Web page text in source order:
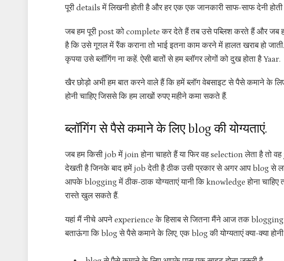
पूरी details में लिखनी होती है और हर एक एक जानकारी साफ-साफ देनी होती
जब हम पूरी post को complete कर देते हैं तब उसे पब्लिश करते हैं और जब
है कि उसे गूगल में रैंक कराना तो भाई इतना काम करने में हालत खराब हो
कृपया उसे ब्लॉगिंग ना कहें. ऐसी बातों से हम ब्लॉगर लोगों को दुख होता है Yaar.
खैर छोड़ो अभी हम बात करने वाले हैं कि हमें ब्लॉग वेबसाइट से पैसे कमाने के लिए
होनी चाहिए जिससे कि हम लाखों रुपए महीने कमा सकते हैं.
ब्लॉगिंग से पैसे कमाने के लिए blog की योग्यताएं.
जब हम किसी job में join होना चाहते हैं या फिर वह selection लेता है
देखती है जिनके बाद हमें job देती है ठीक उसी प्रकार से अगर आप blog से
आपके blogging में ठीक-ठाक योग्यताएं यानी कि knowledge होना
रास्ते खुल सकते हैं.
यहां मैं नीचे अपने experience के हिसाब से जितना मैंने आज तक
बताऊंगा कि blog से पैसे कमाने के लिए, एक blog की योग्यताएं क्या-क्या होनी